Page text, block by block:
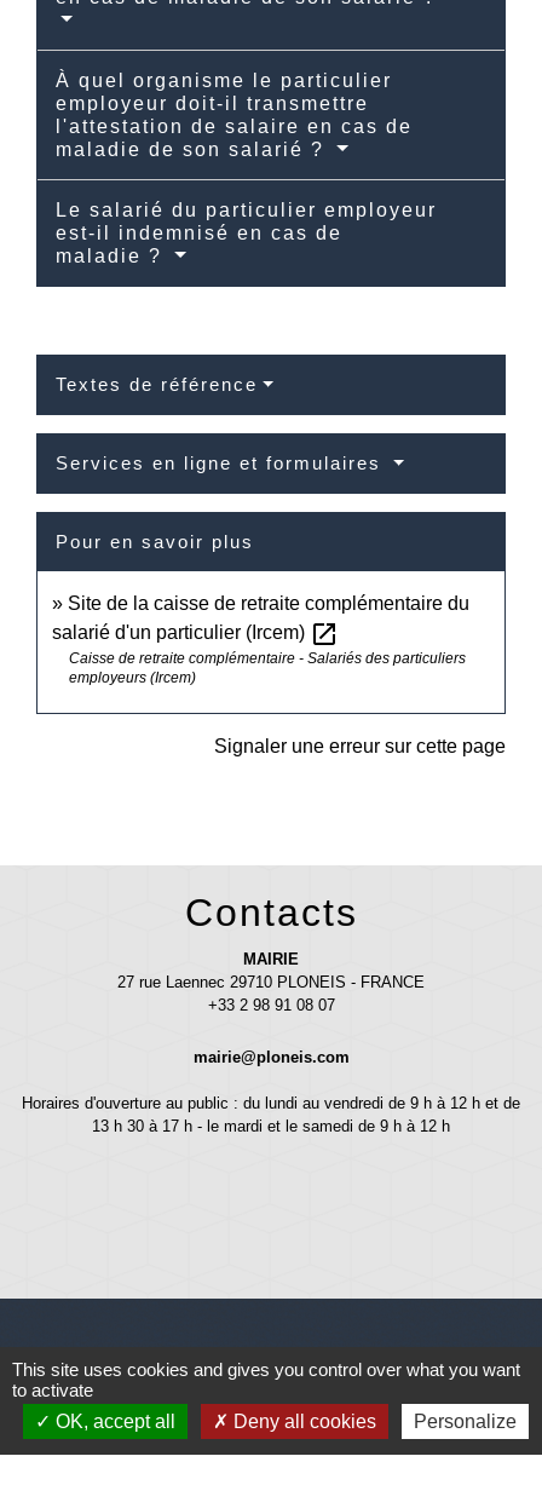
À quel organisme le particulier
employeur doit-il transmettre
l'attestation de salaire en cas de
maladie de son salarié ?
Le salarié du particulier employeur
est-il indemnisé en cas de
maladie ?
Textes de référence
Services en ligne et formulaires
Pour en savoir plus
Site de la caisse de retraite complémentaire du
salarié d'un particulier (Ircem) open_in_new
Caisse de retraite complémentaire - Salariés des particuliers
employeurs (Ircem)
Signaler une erreur sur cette page
Contacts
MAIRIE
27 rue Laennec 29710 PLONEIS - FRANCE
+33 2 98 91 08 07
mairie@ploneis.com
Horaires d'ouverture au public : du lundi au vendredi de 9 h à 12 h et de
13 h 30 à 17 h - le mardi et le samedi de 9 h à 12 h
Liens
Météo
This site uses cookies and gives you control over what you want
to activate
OK, accept all
Deny all cookies Personalize